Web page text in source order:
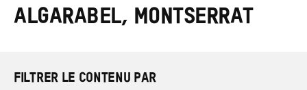
les
termes
Algarabel, Montserrat
FILTRER LE CONTENU PAR